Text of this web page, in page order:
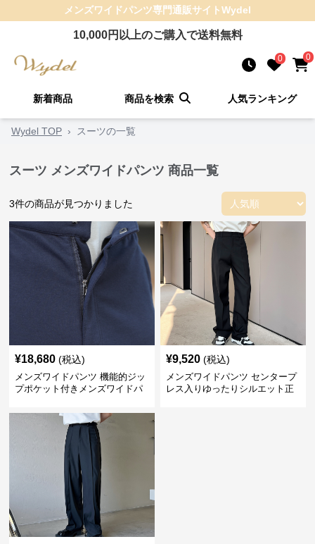
メンズワイドパンツ専門通販サイトWydel
10,000円以上のご購入で送料無料
0 0
新着商品 商品を検索 人気ランキング
Wydel TOP › スーツの一覧
スーツ メンズワイドパンツ 商品一覧
3件の商品が見つかりました
¥18,680 (税込)
メンズワイドパンツ 機能的ジッ
プポケット付きメンズワイドパ
¥9,520 (税込)
メンズワイドパンツ センタープ
レス入りゆったりシルエット正